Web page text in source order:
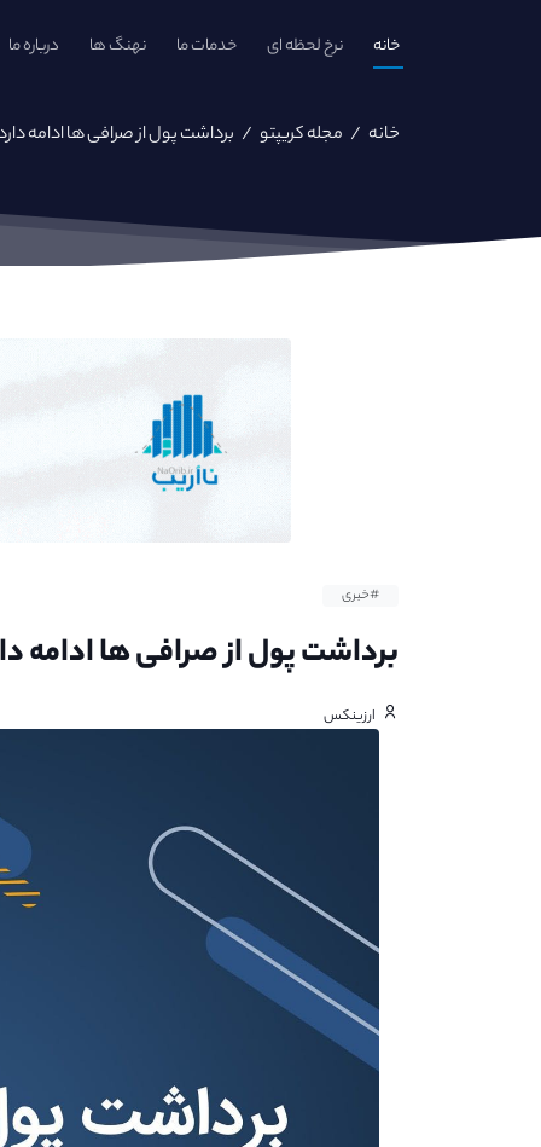
خانه نرخ لحظه ای خدمات ما نهنگ ها درباره ما
خانه / مجله کریپتو / برداشت پول از صرافی ها ادامه
#خبری
برداشت پول از صرافی ها ادامه
ارزینکس